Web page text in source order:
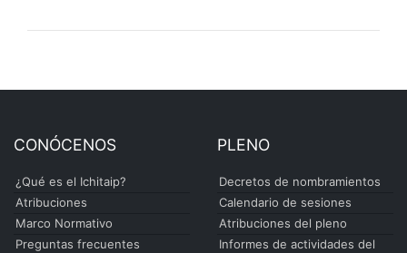
CONÓCENOS
¿Qué es el Ichitaip?
Atribuciones
Marco Normativo
Preguntas frecuentes
PLENO
Decretos de nombramientos
Calendario de sesiones
Atribuciones del pleno
Informes de actividades del